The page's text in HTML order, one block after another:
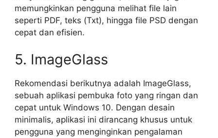
memungkinkan pengguna melihat file lain
seperti PDF, teks (Txt), hingga file PSD dengan
cepat dan efisien.
5. ImageGlass
Rekomendasi berikutnya adalah ImageGlass,
sebuah aplikasi pembuka foto yang ringan dan
cepat untuk Windows 10. Dengan desain
minimalis, aplikasi ini dirancang khusus untuk
pengguna yang menginginkan pengalaman